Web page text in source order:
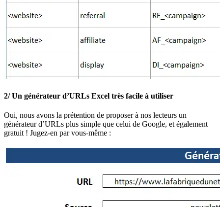
2/ Un générateur d’URLs Excel très facile à utiliser
Oui, nous avons la prétention de proposer à nos lecteurs un
générateur d’URLs plus simple que celui de Google, et également
gratuit ! Jugez-en par vous-même :